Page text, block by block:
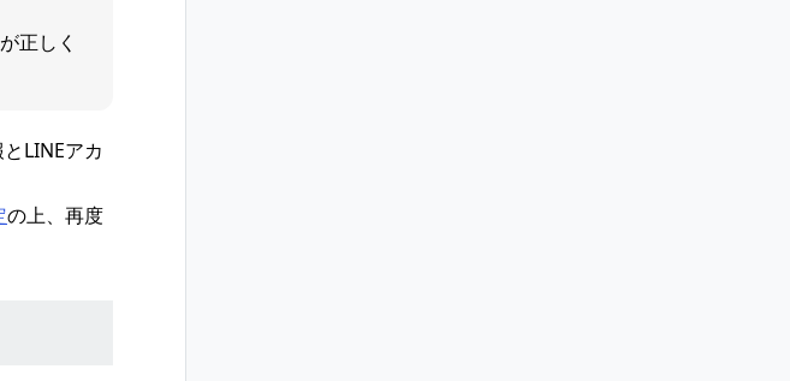
正しく
LINEアカ
の上、再度